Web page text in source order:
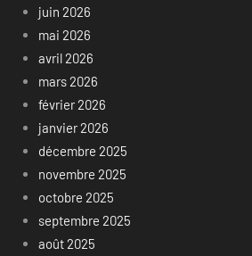
juin 2026
mai 2026
avril 2026
mars 2026
février 2026
janvier 2026
décembre 2025
novembre 2025
octobre 2025
septembre 2025
août 2025